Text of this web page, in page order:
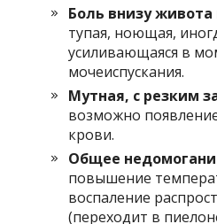
Боль внизу
тупая, ноющая,
усиливающаяся в
мочеиспускания.
Мутная, с резким
возможно
крови.
Общее
повышение
воспаление
(переходит в